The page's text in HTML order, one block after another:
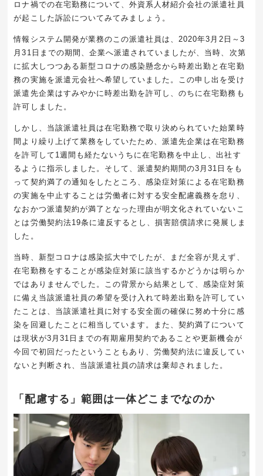
ロナ禍での在宅勤務について、外資系人材紹介会社の派遣社員
が起こした訴訟についてみてみましょう。
情報システム開発が業務のこの派遣社員は、2020年3月2日～3
月31日までの期間、企業へ派遣されていましたが、当時、次第
に拡大しつつある新型コロナの感染懸念から時差出勤と在宅勤
務の実施を派遣元会社へ希望していました。この申し出を受け
派遣先企業はすみやかに時差出勤を許可し、のちに在宅勤務も
許可しました。
しかし、当該派遣社員は在宅勤務で取り決められていた始業時
間より繰り上げて業務をしていたため、派遣先企業は在宅勤務
を許可して1週間も経たないうちに在宅勤務を中止し、出社す
るように指示しました。そして、派遣契約期間の3月31日をも
って契約満了の通知をしたところ、感染症対策による在宅勤務
の実施を中止することは労働者に対する安全配慮義務を怠り、
なおかつ派遣契約が満了となった理由が明文化されていないこ
とは労働契約法19条に違反するとし、損害賠償請求に発展しま
した。
当時、新型コロナは感染拡大中でしたが、まだ全容が見えず、
在宅勤務をすることが感染症対策に該当するかどうかは明らか
ではありませんでした。この背景から結果として、感染症対策
に備え当該派遣社員の希望を受け入れて時差出勤を許可してい
たことは、当該派遣社員に対する安全面の確保に努め十分に感
染を回避したことに相当しています。また、契約満了について
は現状が3月31日までの有期雇用契約であることや更新機会が
今回で初回だったということもあり、労働契約法に違反してい
ないと判断され、当該派遣社員の請求は棄却されました。
「配慮する」範囲は一体どこまでなのか